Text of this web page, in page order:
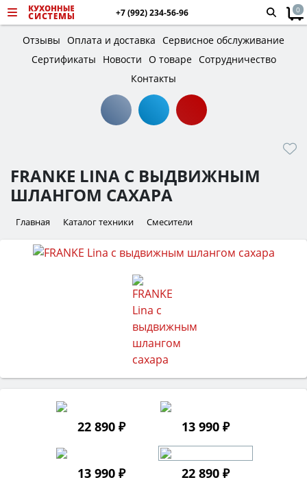
+7 (992) 234-56-96 0
Отзывы Оплата и доставка Сервисное обслуживание
Сертификаты
Новости О товаре Сотрудничество
Контакты
FRANKE LINA С ВЫДВИЖНЫМ
ШЛАНГОМ САХАРА
Главная Каталог техники Смесители
22 890 ₽ 13 990 ₽
13 990 ₽ 22 890 ₽